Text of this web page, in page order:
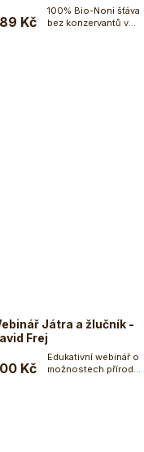
Kč Do košíku
100% Bio-Noni šťáva
bez konzervantů v
Játra a žlučník -
Frej
Kč Do košíku
Edukativní webinář o
možnostech přírodní